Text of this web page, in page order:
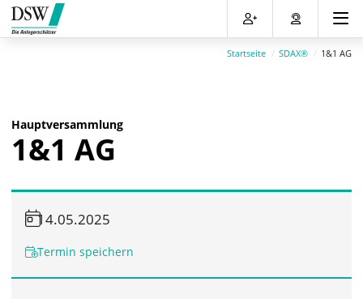
Direkt
zum
Inhalt
Direkt
zum
Hauptmenu
Direkt
zur
Suche
Direkt
zum
Footer
Startseite SDAX® 1&1 AG
Hauptversammlung
1&1 AG
14.05.2025
Termin speichern